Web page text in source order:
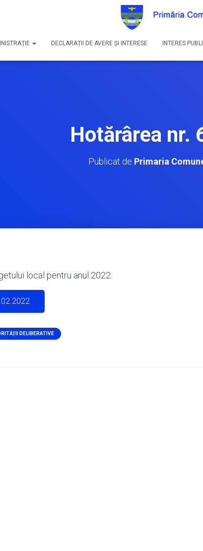
DECLARAȚII DE AVERE ȘI INTERESE INTERES
Hotărârea nr.
Publicat de Primaria
local pentru anul 2022.
DELIBERATIVE